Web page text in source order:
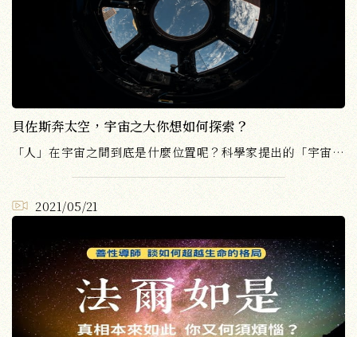
貝佐斯奔太空，宇宙之大你想如何探索？
「人」在宇宙之間到底是什麼位置呢？科學家提出的「宇宙觀」為什麼總是受到拘限？超越時空的真相到底是什麼？
2021/05/21